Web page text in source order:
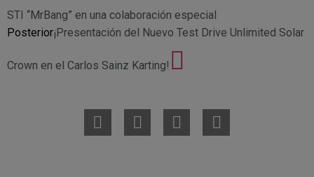
STI “MrBang” en una colaboración especial
Posterior¡Presentación del Nuevo Test Drive Unlimited Solar
Crown en el Carlos Sainz Karting!